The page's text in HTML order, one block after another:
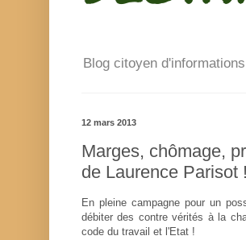
Blog citoyen
12 mars 2013
Marges, chômage,
de Laurence Parisot !
En pleine campagne pour un
débiter des contre vérités à la
code du travail et l'Etat !